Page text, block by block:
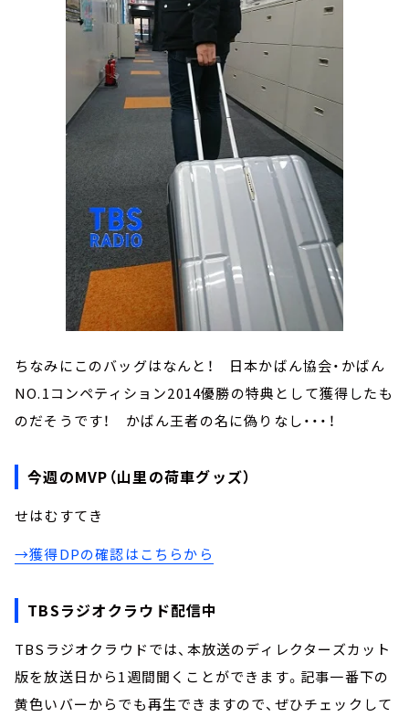
ちなみにこのバッグはなんと！ 日本かばん協会・かばん
NO.1コンペティション2014優勝の特典として獲得したも
のだそうです！ かばん王者の名に偽りなし・・・！
今週のMVP（山里の荷車グッズ）
せはむすてき
→獲得DPの確認はこちらから
TBSラジオクラウド配信中
TBSラジオクラウドでは、本放送のディレクターズカット
版を放送日から1週間聞くことができます。記事一番下の
黄色いバーからでも再生できますので、ぜひチェックして